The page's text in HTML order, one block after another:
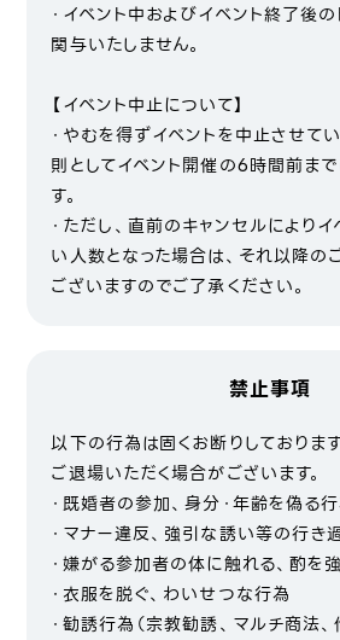
・イベント中およびイベント終了後
関与いたしません。
【イベント中止について】
・やむを得ずイベントを中止させて
則としてイベント開催の6時間前ま
す。
・ただし、直前のキャンセルにより
い人数となった場合は、それ以降の
ございますのでご了承ください。
禁止事項
以下の行為は固くお断りしておりま
ご退場いただく場合がございます。
・既婚者の参加、身分・年齢を偽る
・マナー違反、強引な誘い等の行き
・嫌がる参加者の体に触れる、酌を
・衣服を脱ぐ、わいせつな行為
・勧誘行為（宗教勧誘、マルチ商法